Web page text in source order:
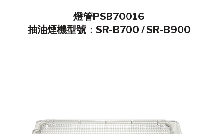
燈管PSB70016
抽油煙機型號：SR-B700 / SR-B900